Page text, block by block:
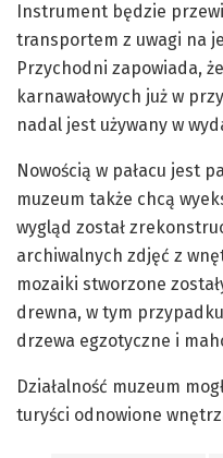
Instrument będzie
transportem z uwagi na
Przychodni zapowiada,
karnawałowych już w
nadal jest używany w
Nowością w pałacu jest
muzeum także chcą
wygląd został
archiwalnych zdjęć z
mozaiki stworzone
drewna, w tym
drzewa egzotyczne i
Działalność muzeum
turyści odnowione